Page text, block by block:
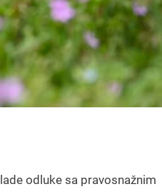
odluke sa pravosnažnim